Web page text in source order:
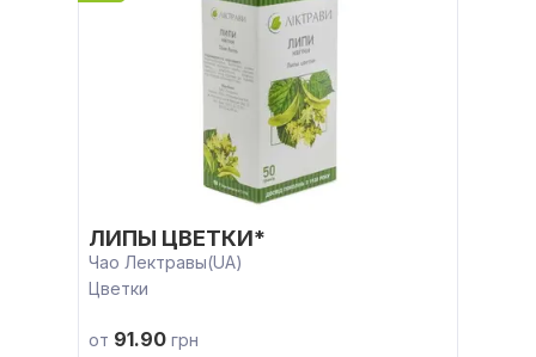
ЛИПЫ ЦВЕТКИ*
Чао Лектравы(UA)
Цветки
от 91.90 грн